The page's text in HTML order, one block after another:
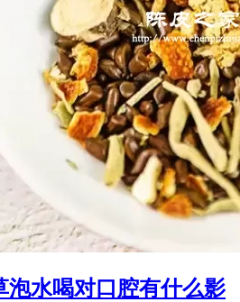
泡水喝对口腔有什么影